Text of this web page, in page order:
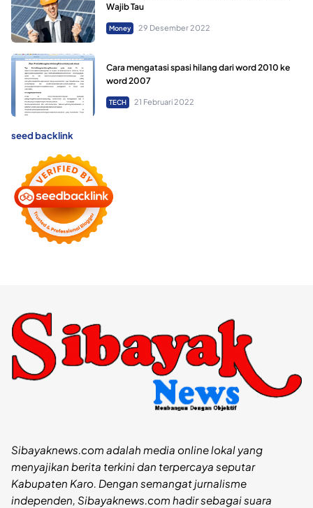
Wajib Tau
Money 29 Desember 2022
Cara mengatasi spasi hilang dari word 2010 ke
word 2007
TECH 21 Februari 2022
seed backlink
Sibayaknews.com adalah media online lokal yang
menyajikan berita terkini dan terpercaya seputar
Kabupaten Karo. Dengan semangat jurnalisme
independen, Sibayaknews.com hadir sebagai suara